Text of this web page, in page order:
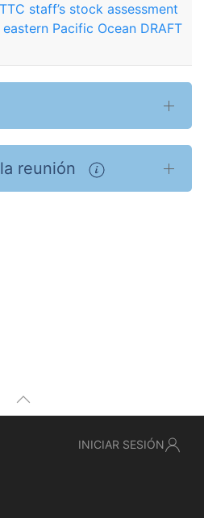
staff’s stock assessment
Pacific Ocean DRAFT
reunión
INICIAR SESIÓN